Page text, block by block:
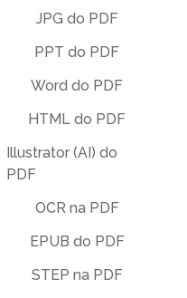
JPG do PDF
PPT do PDF
Word do PDF
HTML do PDF
Illustrator (AI) do
PDF
OCR na PDF
EPUB do PDF
STEP na PDF